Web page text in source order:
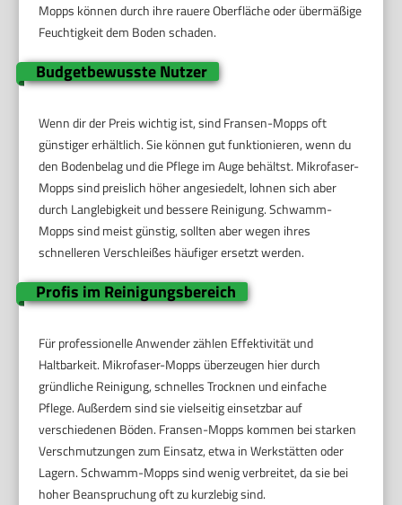
Mopps können durch ihre rauere Oberfläche oder übermäßige
Feuchtigkeit dem Boden schaden.
Budgetbewusste Nutzer
Wenn dir der Preis wichtig ist, sind Fransen-Mopps oft
günstiger erhältlich. Sie können gut funktionieren, wenn du
den Bodenbelag und die Pflege im Auge behältst. Mikrofaser-
Mopps sind preislich höher angesiedelt, lohnen sich aber
durch Langlebigkeit und bessere Reinigung. Schwamm-
Mopps sind meist günstig, sollten aber wegen ihres
schnelleren Verschleißes häufiger ersetzt werden.
Profis im Reinigungsbereich
Für professionelle Anwender zählen Effektivität und
Haltbarkeit. Mikrofaser-Mopps überzeugen hier durch
gründliche Reinigung, schnelles Trocknen und einfache
Pflege. Außerdem sind sie vielseitig einsetzbar auf
verschiedenen Böden. Fransen-Mopps kommen bei starken
Verschmutzungen zum Einsatz, etwa in Werkstätten oder
Lagern. Schwamm-Mopps sind wenig verbreitet, da sie bei
hoher Beanspruchung oft zu kurzlebig sind.